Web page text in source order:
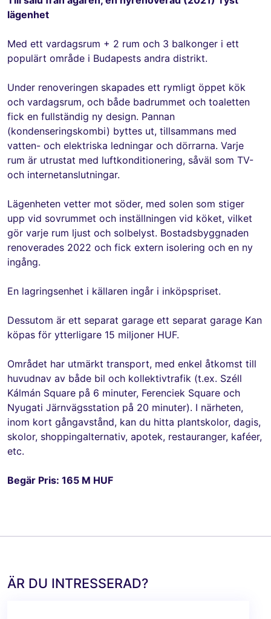
lägenhet
Med ett vardagsrum + 2 rum och 3 balkonger i ett
populärt område i Budapests andra distrikt.
Under renoveringen skapades ett rymligt öppet kök
och vardagsrum, och både badrummet och toaletten
fick en fullständig ny design. Pannan
(kondenseringskombi) byttes ut, tillsammans med
vatten- och elektriska ledningar och dörrarna. Varje
rum är utrustat med luftkonditionering, såväl som TV-
och internetanslutningar.
Lägenheten vetter mot söder, med solen som stiger
upp vid sovrummet och inställningen vid köket, vilket
gör varje rum ljust och solbelyst. Bostadsbyggnaden
renoverades 2022 och fick extern isolering och en ny
ingång.
En lagringsenhet i källaren ingår i inköpspriset.
Dessutom är ett separat garage ett separat garage Kan
köpas för ytterligare 15 miljoner HUF.
Området har utmärkt transport, med enkel åtkomst till
huvudnav av både bil och kollektivtrafik (t.ex. Széll
Kálmán Square på 6 minuter, Ferenciek Square och
Nyugati Järnvägsstation på 20 minuter). I närheten,
inom kort gångavstånd, kan du hitta plantskolor, dagis,
skolor, shoppingalternativ, apotek, restauranger, kaféer,
etc.
Begär Pris: 165 M HUF
ÄR DU INTRESSERAD?